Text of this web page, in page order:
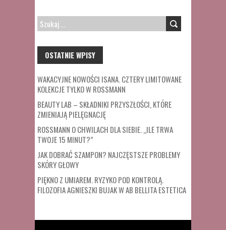
SZUKAJ:
OSTATNIE WPISY
WAKACYJNE NOWOŚCI ISANA. CZTERY LIMITOWANE
KOLEKCJE TYLKO W ROSSMANN
BEAUTY LAB – SKŁADNIKI PRZYSZŁOŚCI, KTÓRE
ZMIENIAJĄ PIELĘGNACJĘ
ROSSMANN O CHWILACH DLA SIEBIE. „ILE TRWA
TWOJE 15 MINUT?”
JAK DOBRAĆ SZAMPON? NAJCZĘSTSZE PROBLEMY
SKÓRY GŁOWY
PIĘKNO Z UMIAREM. RYZYKO POD KONTROLĄ.
FILOZOFIA AGNIESZKI BUJAK W AB BELLITA ESTETICA